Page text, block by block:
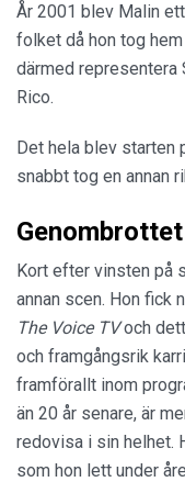
År 2001 blev Malin
folket då hon tog
därmed
Rico.
Det hela blev starten
snabbt tog en annan
Kort efter vinsten på
annan scen. Hon fick
The Voice TVoch
och framgångsrik
framförallt inom
än 20 år senare, är
redovisa i sin helhet.
som hon lett under